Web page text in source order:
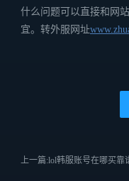
什么问题可以直接和网
宜。转外服网址
上一篇:lol韩服账号在哪买靠